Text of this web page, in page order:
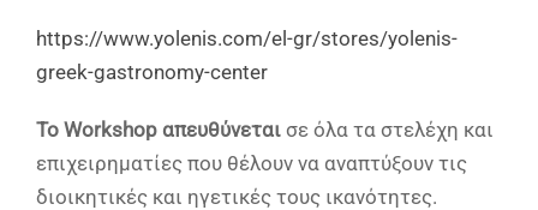
https://www.yolenis.com/el-gr/stores/yolenis-
greek-gastronomy-center
Το Workshop απευθύνεται σε όλα τα στελέχη και
επιχειρηματίες που θέλουν να αναπτύξουν τις
διοικητικές και ηγετικές τους ικανότητες.